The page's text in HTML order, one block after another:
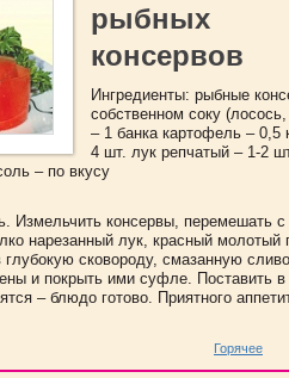
рыбных
консервов
Ингредиенты: рыбные
собственном соку
– 1 банка картофель – 0,5
4 шт. лук репчатый – 1-2
– по вкусу
Измельчить консервы, перемешать
нарезанный лук, красный молотый
сковороду, смазанную
и покрыть ими суфле. Поставить в
– блюдо готово. Приятного
Горячее